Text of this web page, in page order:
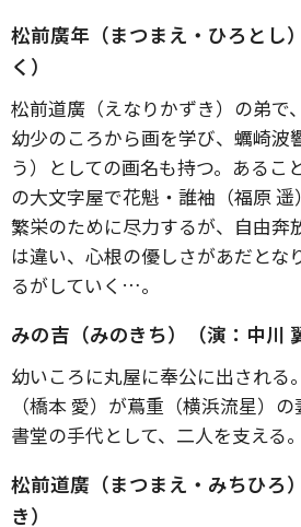
松前廣年（まつまえ・ひろとし
く）
松前道廣（えなりかずき）の弟で
幼少のころから画を学び、蠣崎波
う）としての画名も持つ。あるこ
の大文字屋で花魁・誰袖（福原
繁栄のために尽力するが、自由奔
は違い、心根の優しさがあだとな
るがしていく…。
みの吉（みのきち）（演：中川
幼いころに丸屋に奉公に出される
（橋本 愛）が蔦重（横浜流星）
書堂の手代として、二人を支える。
松前道廣（まつまえ・みちひろ
き）